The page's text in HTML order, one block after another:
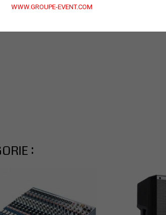
:
WWW.GROUPE-EVENT.COM